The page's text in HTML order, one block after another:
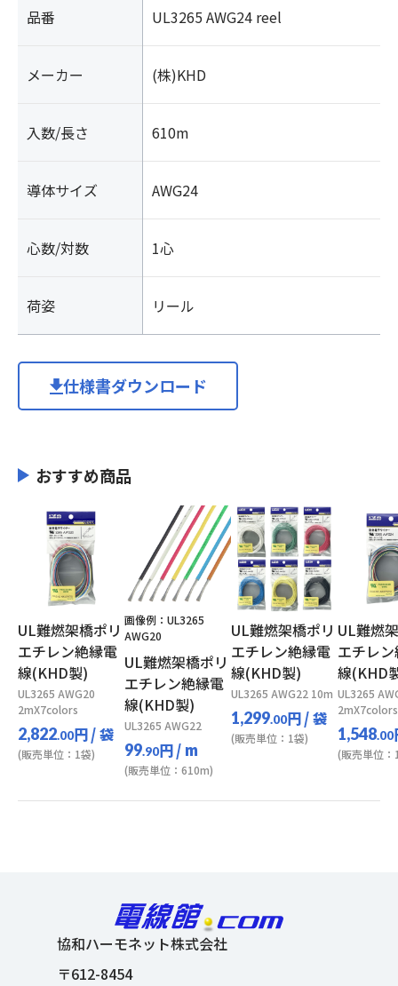
品番 UL3265 AWG24 reel
メーカー (株)KHD
入数/長さ 610m
導体サイズ AWG24
心数/対数 1心
荷姿 リール
仕様書ダウンロード
おすすめ商品
UL難燃架橋ポリ
エチレン絶縁電
線(KHD製)
UL3265 AWG20
2mX7colors
2,822.00円/ 袋
(販売単位：1袋)
画像例：UL3265
AWG20
UL難燃架橋ポリ
エチレン絶縁電
線(KHD製)
UL3265 AWG22
99.90円/ m
(販売単位：610m)
UL難燃架橋ポリ
エチレン絶縁電
線(KHD製)
UL3265 AWG22 10m
1,299.00円/ 袋
(販売単位：1袋)
UL難燃
エチレ
線(KHD
UL3265
2mX7colors
1,548.00
(販売単位：
協和ハーモネット株式会社
〒612-8454